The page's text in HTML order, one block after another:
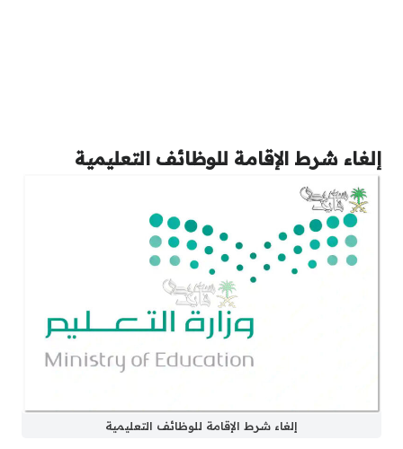
إلغاء شرط الإقامة للوظائف التعليمية
إلغاء شرط الإقامة للوظائف التعليمية